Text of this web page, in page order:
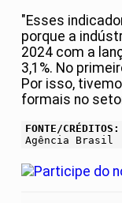
"Esses
porque a
2024 com a
3,1%. No
Por isso,
formais no
FONTE/CRÉDITOS:
Agência Brasil